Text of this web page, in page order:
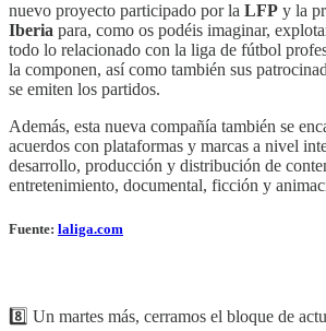
nuevo proyecto participado por la LFP y la
Iberia para, como os podéis imaginar,
todo lo relacionado con la liga de fútbol
la componen, así como también sus
se emiten los partidos.
Además, esta nueva compañía también se
acuerdos con plataformas y marcas a nivel
desarrollo, producción y distribución de
entretenimiento, documental, ficción y
Fuente: laliga.com
8️⃣ Un martes más, cerramos el bloque de